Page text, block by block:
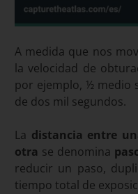
A medida que nos
la velocidad de
por ejemplo, ½ medio
de dos mil segundos.
La distancia entre
otra se denomina
reducir un paso,
tiempo total de